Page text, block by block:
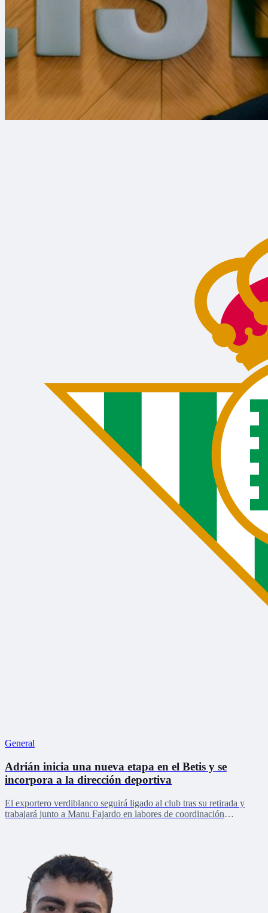
General
Adrián inicia una nueva etapa en el Betis y se
incorpora a la dirección deportiva
El exportero verdiblanco seguirá ligado al club tras su retirada y
trabajará junto a Manu Fajardo en labores de coordinación